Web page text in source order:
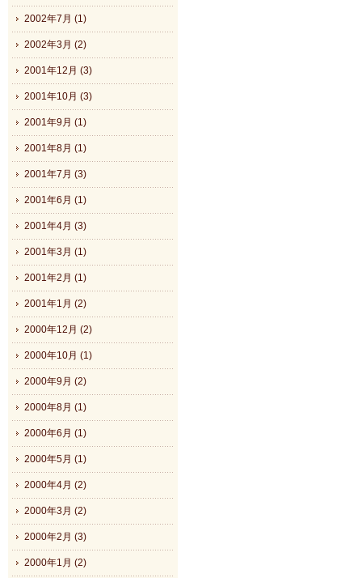
2002年7月 (1)
2002年3月 (2)
2001年12月 (3)
2001年10月 (3)
2001年9月 (1)
2001年8月 (1)
2001年7月 (3)
2001年6月 (1)
2001年4月 (3)
2001年3月 (1)
2001年2月 (1)
2001年1月 (2)
2000年12月 (2)
2000年10月 (1)
2000年9月 (2)
2000年8月 (1)
2000年6月 (1)
2000年5月 (1)
2000年4月 (2)
2000年3月 (2)
2000年2月 (3)
2000年1月 (2)